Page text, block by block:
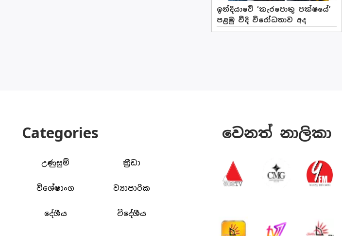
ඉන්දියාවේ ‘කැරපොතු පක්ෂයේ’
පළමු වීදි විරෝධතාව අද
Categories
උණුසුම් ක්‍රීඩා
විශේෂාංග ව්‍යාපාරික
දේශීය විදේශීය
වෙනත් නාලිකා